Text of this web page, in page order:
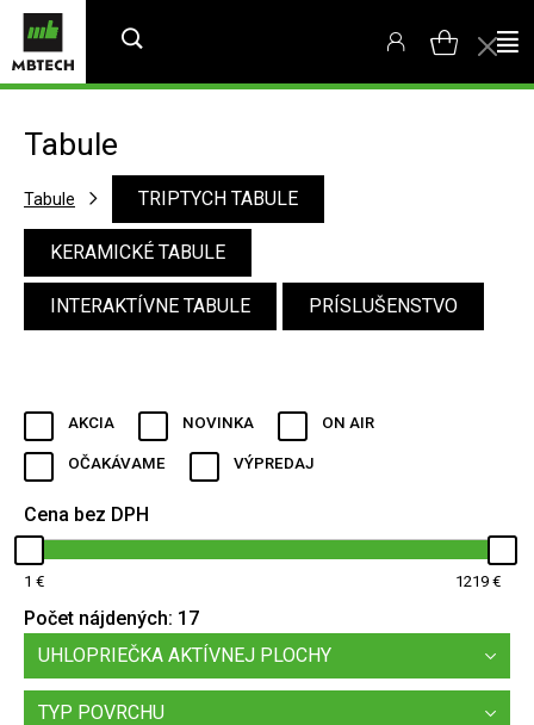
Tabule
Tabule TRIPTYCH TABULE
KERAMICKÉ TABULE
INTERAKTÍVNE TABULE PRÍSLUŠENSTVO
AKCIA NOVINKA ON AIR
OČAKÁVAME VÝPREDAJ
Cena bez DPH
1 1219
Počet nájdených: 17
UHLOPRIEČKA AKTÍVNEJ PLOCHY
TYP POVRCHU